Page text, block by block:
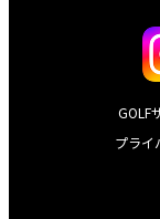
GOLF
プライ